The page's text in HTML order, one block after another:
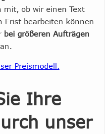
ob wir einen Text
Frist bearbeiten können
bei größeren Aufträgen
an.
Preismodell.
Ihre
unser